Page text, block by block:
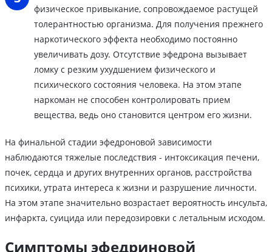
физическое привыкание, сопровождаемое растущей
толерантностью организма. Для получения прежнего
наркотического эффекта необходимо постоянно
увеличивать дозу. Отсутствие эфедрона вызывает
ломку с резким ухудшением физического и
психического состояния человека. На этом этапе
наркоман не способен контролировать прием
вещества, ведь оно становится центром его жизни.
На финальной стадии эфедроновой зависимости
наблюдаются тяжелые последствия - интоксикация печени,
почек, сердца и других внутренних органов, расстройства
психики, утрата интереса к жизни и разрушение личности.
На этом этапе значительно возрастает вероятность инсульта,
инфаркта, суицида или передозировки с летальным исходом.
Симптомы эфедриновой